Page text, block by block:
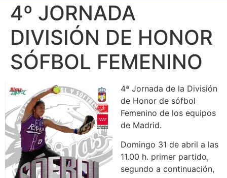
4º JORNADA
DIVISIÓN DE HONOR
SÓFBOL FEMENINO
4ª Jornada de la División
de Honor de sófbol
Femenino de los equipos
de Madrid.
Domingo 31 de abril a las
11.00 h. primer partido,
segundo a continuación,